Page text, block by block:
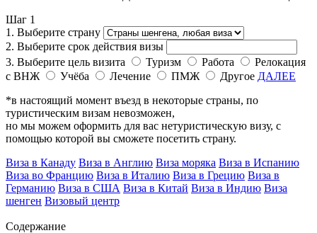
Шаг 1
1. Выберите страну
2. Выберите срок действия визы
3. Выберите цель визита
Туризм Работа
Релокация
с ВНЖ
Учёба Лечение ПМЖ Другое ДАЛЕЕ
*в настоящий момент въезд в некоторые страны, по
туристическим визам невозможен,
но мы можем оформить для вас нетуристическую визу, с
помощью которой вы сможете посетить страну.
Виза в Канаду Виза в Англию Виза моряка Виза в Испанию
Виза во Францию Виза в Италию Виза в Грецию Виза в
Германию Виза в США Виза в Китай Виза в Индию Виза
шенген Визовый центр
Содержание